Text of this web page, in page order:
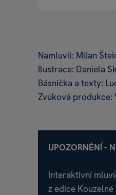
Namluvil: Milan
Ilustrace: Daniela
Básnička a texty:
Zvuková produkce:
UPOZORNĚNÍ -
Interaktivní
z edice